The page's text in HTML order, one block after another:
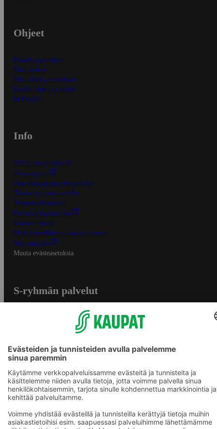
Ohjeet
Ensitilaajan ohjeet
Näin maksat
Näin tilaat ja muokkaat
Kaikki ohjeet ja vinkit
In English
Info
S-Business yrityksille
Oiva-raportit
Osuuskauppojen yhteystiedot
Tilaus- ja toimitusehdot
Tietosuojakäytäntö
Palvelun käyttöehdot
Saavutettavuus
Mobiilisovelluksen saavutettavuus
Mainostajalle
Muuta evästeasetuksia
S-ryhmän palvelut
S-ostoslista -sovellus
Prisma.fi
Sokos.fi
S-Pankki
Yhteishyvä
Raflaamo